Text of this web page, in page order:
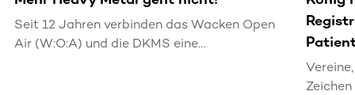
Seit 12 Jahren verbinden das Wacken Open
Air (W:O:A) und die DKMS eine